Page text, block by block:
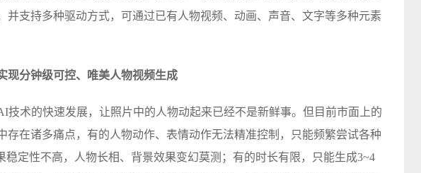
并支持多种驱动方式，可通过已有人物视频、动画、声音、文字等多种元素
现分钟级可控、唯美人物视频生成
技术的快速发展，让照片中的人物动起来已经不是新鲜事。但目前市面上的
存在诸多痛点，有的人物动作、表情动作无法精准控制，只能频繁尝试各种
稳定性不高，人物长相、背景效果变幻莫测；有的时长有限，只能生成3~4